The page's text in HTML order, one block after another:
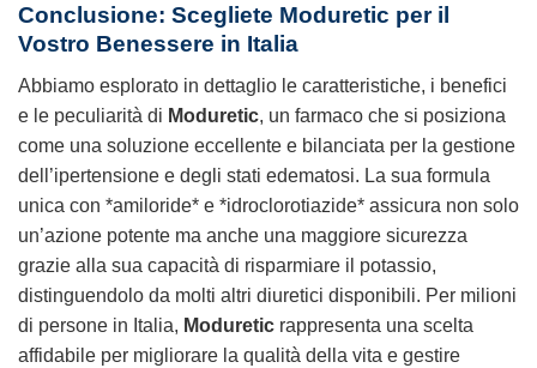
Conclusione: Scegliete Moduretic per il
Vostro Benessere in Italia
Abbiamo esplorato in dettaglio le caratteristiche, i benefici
e le peculiarità di Moduretic, un farmaco che si posiziona
come una soluzione eccellente e bilanciata per la gestione
dell’ipertensione e degli stati edematosi. La sua formula
unica con *amiloride* e *idroclorotiazide* assicura non solo
un’azione potente ma anche una maggiore sicurezza
grazie alla sua capacità di risparmiare il potassio,
distinguendolo da molti altri diuretici disponibili. Per milioni
di persone in Italia, Moduretic rappresenta una scelta
affidabile per migliorare la qualità della vita e gestire